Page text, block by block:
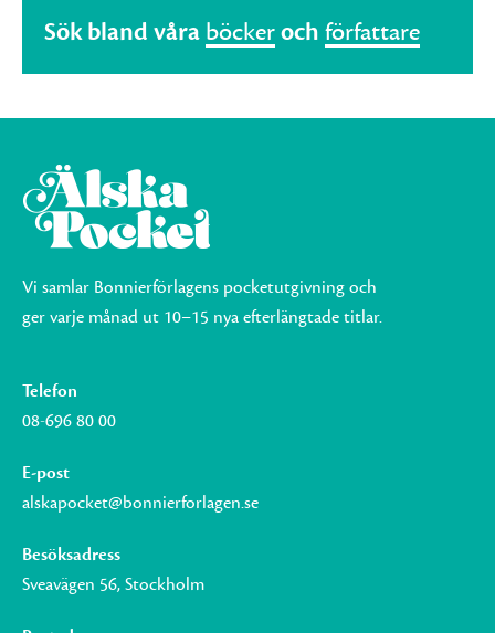
Sök bland våra böckeroch författare
Vi samlar Bonnierförlagens pocketutgivning och
ger varje månad ut 10–15 nya efterlängtade titlar.
Telefon
08-696 80 00
E-post
alskapocket@bonnierforlagen.se
Besöksadress
Sveavägen 56, Stockholm